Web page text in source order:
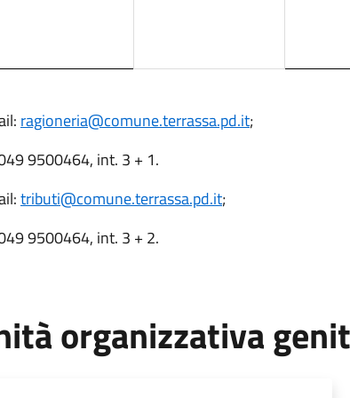
ragioneria@comune.terrassa.pd.it;
9500464, int. 3 + 1.
tributi@comune.terrassa.pd.it;
9500464, int. 3 + 2.
organizzativa